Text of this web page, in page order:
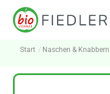
Skip
Start Naschen & Knabbern